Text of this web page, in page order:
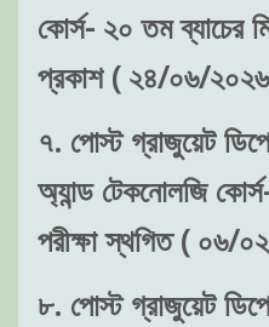
কোর্স- ২০ তম ব্যাচের
প্রকাশ ( ২৪/০৬/
৭. পোস্ট গ্রাজুয়েট
অ্যান্ড টেকনোলজি
পরীক্ষা স্থগিত ( ০৬/
৮. পোস্ট গ্রাজুয়েট